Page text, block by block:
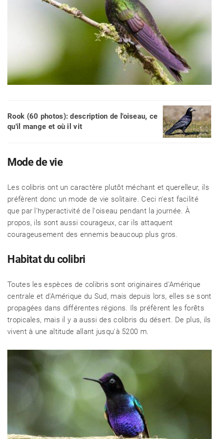
Rook (60 photos): description de l'oiseau, ce
qu'il mange et où il vit
Mode de vie
Les colibris ont un caractère plutôt méchant et querelleur, ils
préfèrent donc un mode de vie solitaire. Ceci n'est facilité
que par l'hyperactivité de l'oiseau pendant la journée. À
propos, ils sont aussi courageux, car ils attaquent
courageusement des ennemis beaucoup plus gros.
Habitat du colibri
Toutes les espèces de colibris sont originaires d'Amérique
centrale et d'Amérique du Sud, mais depuis lors, elles se sont
propagées dans différentes régions. Ils préfèrent les forêts
tropicales, mais il y a aussi des colibris du désert. De plus, ils
vivent à une altitude allant jusqu'à 5200 m.